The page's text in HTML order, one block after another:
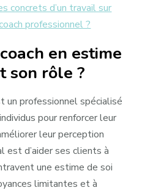
concrets d’un travail sur
professionnel ?
en estime
son rôle ?
un professionnel spécialisé
pour renforcer leur
leur perception
est d’aider ses clients à
une estime de soi
limitantes et à